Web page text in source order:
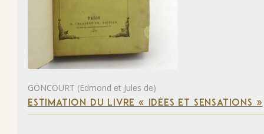
GONCOURT (Edmond et Jules de)
ESTIMATION DU LIVRE « IDÉES ET SENSATIONS »